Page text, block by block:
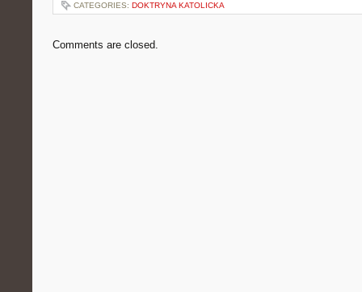
CATEGORIES: DOKTRYNA KATOLICKA
Comments are closed.